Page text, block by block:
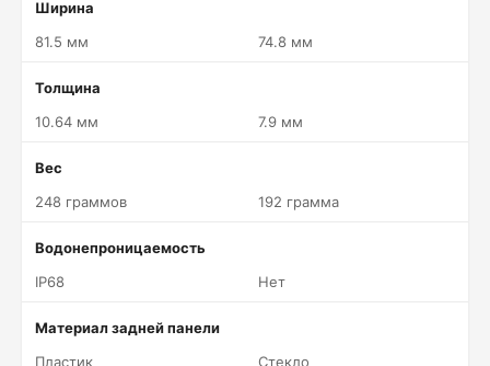
Ширина
81.5 мм
74.8 мм
Толщина
10.64 мм
7.9 мм
Вес
248 граммов
192 грамма
Водонепроницаемость
IP68
Нет
Материал задней панели
Пластик
Стекло